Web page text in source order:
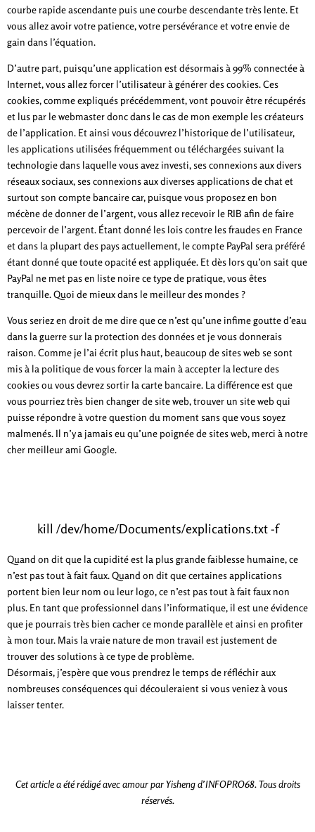
courbe rapide ascendante puis une courbe descendante très lente. Et
vous allez avoir votre patience, votre persévérance et votre envie de
gain dans l’équation.
D’autre part, puisqu’une application est désormais à 99% connectée à
Internet, vous allez forcer l’utilisateur à générer des cookies. Ces
cookies, comme expliqués précédemment, vont pouvoir être récupérés
et lus par le webmaster donc dans le cas de mon exemple les créateurs
de l’application. Et ainsi vous découvrez l’historique de l’utilisateur,
les applications utilisées fréquemment ou téléchargées suivant la
technologie dans laquelle vous avez investi, ses connexions aux divers
réseaux sociaux, ses connexions aux diverses applications de chat et
surtout son compte bancaire car, puisque vous proposez en bon
mécène de donner de l’argent, vous allez recevoir le RIB afin de faire
percevoir de l’argent. Étant donné les lois contre les fraudes en France
et dans la plupart des pays actuellement, le compte PayPal sera préféré
étant donné que toute opacité est appliquée. Et dès lors qu’on sait que
PayPal ne met pas en liste noire ce type de pratique, vous êtes
tranquille. Quoi de mieux dans le meilleur des mondes ?
Vous seriez en droit de me dire que ce n’est qu’une infime goutte d’eau
dans la guerre sur la protection des données et je vous donnerais
raison. Comme je l’ai écrit plus haut, beaucoup de sites web se sont
mis à la politique de vous forcer la main à accepter la lecture des
cookies ou vous devrez sortir la carte bancaire. La différence est que
vous pourriez très bien changer de site web, trouver un site web qui
puisse répondre à votre question du moment sans que vous soyez
malmenés. Il n’y a jamais eu qu’une poignée de sites web, merci à notre
cher meilleur ami Google.
kill /dev/home/Documents/explications.txt -f
Quand on dit que la cupidité est la plus grande faiblesse humaine, ce
n’est pas tout à fait faux. Quand on dit que certaines applications
portent bien leur nom ou leur logo, ce n’est pas tout à fait faux non
plus. En tant que professionnel dans l’informatique, il est une évidence
que je pourrais très bien cacher ce monde parallèle et ainsi en profiter
à mon tour. Mais la vraie nature de mon travail est justement de
trouver des solutions à ce type de problème.
Désormais, j’espère que vous prendrez le temps de réfléchir aux
nombreuses conséquences qui découleraient si vous veniez à vous
laisser tenter.
Cet article a été rédigé avec amour par Yisheng d’INFOPRO68. Tous droits
réservés.